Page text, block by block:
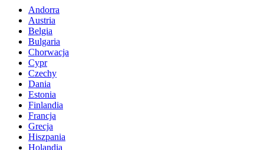
Andorra
Austria
Belgia
Bulgaria
Chorwacja
Cypr
Czechy
Dania
Estonia
Finlandia
Francja
Grecja
Hiszpania
Holandia